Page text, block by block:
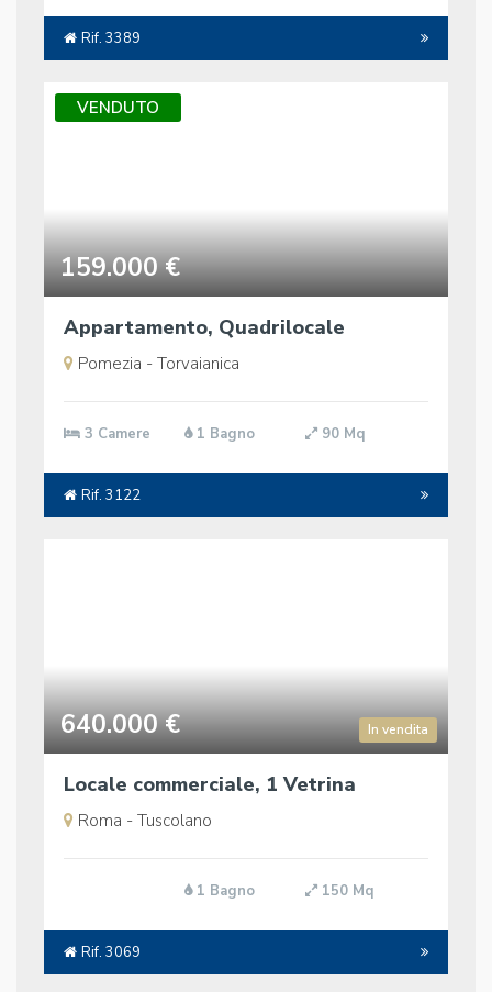
Rif. 3389
VENDUTO
159.000 €
Appartamento, Quadrilocale
Pomezia - Torvaianica
3 Camere 1 Bagno 90 Mq
Rif. 3122
In vendita
640.000 €
Locale commerciale, 1 Vetrina
Roma - Tuscolano
1 Bagno 150 Mq
Rif. 3069